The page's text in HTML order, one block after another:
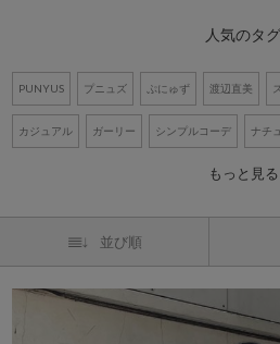
人気のタグ
PUNYUS プニュズ ぷにゅず 渡辺直美
カジュアル ガーリー シンプルコーデ ナチ
再入荷アイテム
ビッグシルエット Tシャツ デニム ワンピー
もっと見る
並び順